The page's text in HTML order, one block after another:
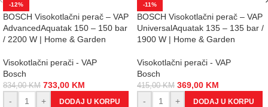
-12%
BOSCH Visokotlačni perač – VAP
AdvancedAquatak 150 – 150 bar
/ 2200 W | Home & Garden
Visokotlačni perači - VAP
Bosch
834,00KM 733,00 KM
-
+ DODAJ U KORPU
-11%
BOSCH Visokotlačni perač – VAP
UniversalAquatak 135 – 135 bar /
1900 W | Home & Garden
Visokotlačni perači - VAP
Bosch
415,00KM 369,00 KM
-
+ DODAJ U KORPU